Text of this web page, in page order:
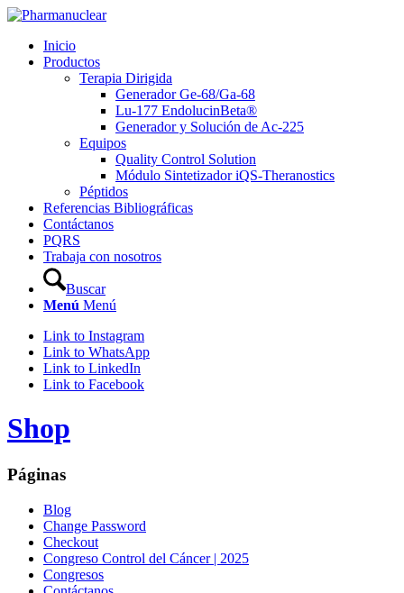
Inicio
Productos
Terapia Dirigida
Generador Ge-68/Ga-68
Lu-177 EndolucinBeta®
Generador y Solución de Ac-225
Equipos
Quality Control Solution
Módulo Sintetizador iQS-Theranostics
Péptidos
Referencias Bibliográficas
Contáctanos
PQRS
Trabaja con nosotros
Buscar
Menú Menú
Link to Instagram
Link to WhatsApp
Link to LinkedIn
Link to Facebook
Shop
Páginas
Blog
Change Password
Checkout
Congreso Control del Cáncer | 2025
Congresos